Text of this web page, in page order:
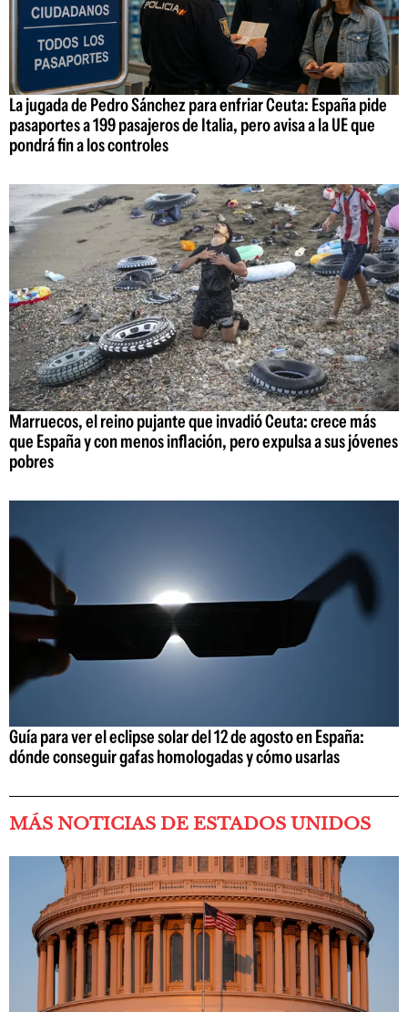
La jugada de Pedro Sánchez para enfriar Ceuta: España pide
pasaportes a 199 pasajeros de Italia, pero avisa a la UE que
pondrá fin a los controles
Marruecos, el reino pujante que invadió Ceuta: crece más
que España y con menos inflación, pero expulsa a sus jóvenes
pobres
Guía para ver el eclipse solar del 12 de agosto en España:
dónde conseguir gafas homologadas y cómo usarlas
MÁS NOTICIAS DE ESTADOS UNIDOS